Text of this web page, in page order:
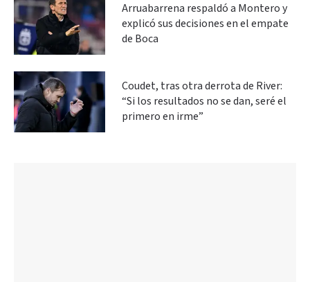
Arruabarrena respaldó a Montero y
explicó sus decisiones en el empate
de Boca
Coudet, tras otra derrota de River:
“Si los resultados no se dan, seré el
primero en irme”